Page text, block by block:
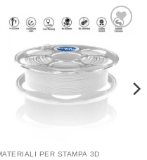
alla lista
dei
desideri
PER STAMPA 3D